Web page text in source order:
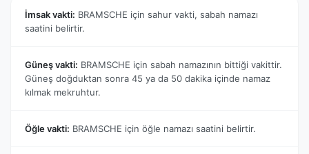
İmsak vakti: BRAMSCHE için sahur vakti, sabah namazı
saatini belirtir.
Güneş vakti: BRAMSCHE için sabah namazının bittiği vakittir.
Güneş doğduktan sonra 45 ya da 50 dakika içinde namaz
kılmak mekruhtur.
Öğle vakti: BRAMSCHE için öğle namazı saatini belirtir.